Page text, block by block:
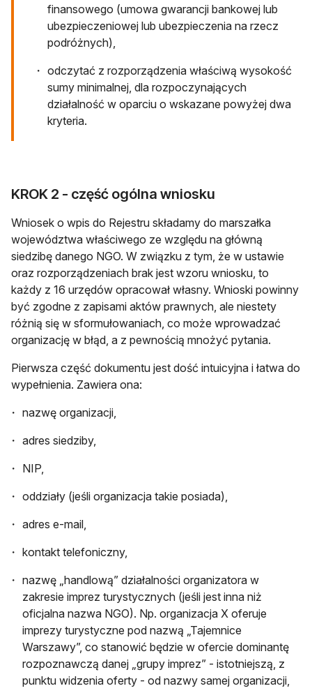
finansowego (umowa gwarancji bankowej lub
ubezpieczeniowej lub ubezpieczenia na rzecz
podróżnych),
odczytać z rozporządzenia właściwą wysokość
sumy minimalnej, dla rozpoczynających
działalność w oparciu o wskazane powyżej dwa
kryteria.
KROK 2 - część ogólna wniosku
Wniosek o wpis do Rejestru składamy do marszałka
województwa właściwego ze względu na główną
siedzibę danego NGO. W związku z tym, że w ustawie
oraz rozporządzeniach brak jest wzoru wniosku, to
każdy z 16 urzędów opracował własny. Wnioski powinny
być zgodne z zapisami aktów prawnych, ale niestety
różnią się w sformułowaniach, co może wprowadzać
organizację w błąd, a z pewnością mnożyć pytania.
Pierwsza część dokumentu jest dość intuicyjna i łatwa do
wypełnienia. Zawiera ona:
nazwę organizacji,
adres siedziby,
NIP,
oddziały (jeśli organizacja takie posiada),
adres e-mail,
kontakt telefoniczny,
nazwę „handlową” działalności organizatora w
zakresie imprez turystycznych (jeśli jest inna niż
oficjalna nazwa NGO). Np. organizacja X oferuje
imprezy turystyczne pod nazwą „Tajemnice
Warszawy”, co stanowić będzie w ofercie dominantę
rozpoznawczą danej „grupy imprez” - istotniejszą, z
punktu widzenia oferty - od nazwy samej organizacji,